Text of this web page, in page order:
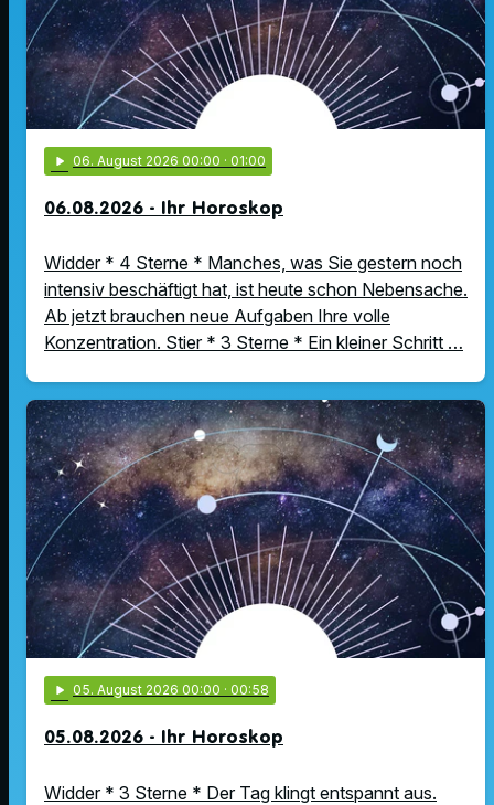
play_arrow 06. August 2026 00:00 · 01:00
06.08.2026 - Ihr Horoskop
Widder * 4 Sterne * Manches, was Sie gestern noch
intensiv beschäftigt hat, ist heute schon Nebensache.
Ab jetzt brauchen neue Aufgaben Ihre volle
Konzentration. Stier * 3 Sterne * Ein kleiner Schritt …
play_arrow 05. August 2026 00:00 · 00:58
05.08.2026 - Ihr Horoskop
Widder * 3 Sterne * Der Tag klingt entspannt aus.